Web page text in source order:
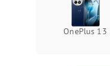
OnePlus 13